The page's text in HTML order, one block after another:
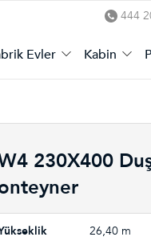
444
Evler Kabin
230X400
26,40 m